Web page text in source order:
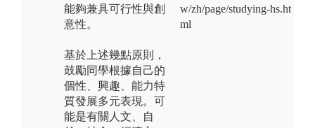
能夠兼具可行性與創
意性。
基於上述幾點原則，
鼓勵同學根據自己的
個性、興趣、能力特
質發展多元表現。可
能是有關人文、自
w/zh/page/studying-hs.ht
ml